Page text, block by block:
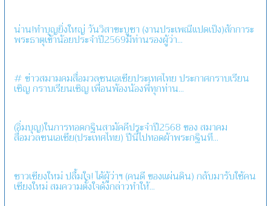
น่าน!ทำบุญยิ่งใหญ่ วันวิสาขะบูชา (งานประเพณีแปดเป็ง)สักการะ
พระธาตุเข้าน้อยประจำปี2569มีท่านรองผู้ว่า...
# ข่าวสมามคมสื่อมวลชนเอเชียประเทศไทย ประกาศกราบเรียน
เชิญ กราบเรียนเชิญ เพื่อนพ้องน้องพี่ทุกท่าน...
(อิ่มบุญ)ในการทอดกฐินสามัคคีประจำปี2568 ของ สมาคม
สื่อมวลชนเอเชีย(ประเทศไทย) ปีนี้ไปทอดผ้าพระกฐินที...
ชาวเชียงใหม่ ปลื้มใจ! ได้ผู้ว่าฯ (คนดี ของแผ่นดิน) กลับมารับใช้คน
เชียงใหม่ สมความตั้งใจดังกล่าวทำให้...